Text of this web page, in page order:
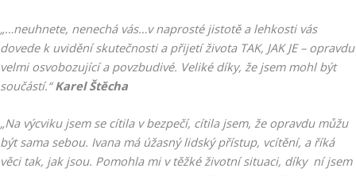
„…neuhnete, nenechá vás…v naprosté jistotě a lehkosti vás
dovede k uvidění skutečnosti a přijetí života TAK, JAK JE – opravdu
velmi osvobozující a povzbudivé. Veliké díky, že jsem mohl být
součástí.“Karel Štěcha
„Na výcviku jsem se cítila v bezpečí, cítila jsem, že opravdu můžu
být sama sebou. Ivana má úžasný lidský přístup, vcítění, a říká
věci tak, jak jsou. Pomohla mi v těžké životní situaci, díky ní jsem